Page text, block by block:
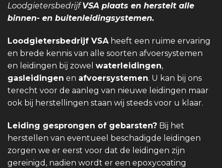
LoodgietersbedrijfVSA plaats en herstelt alle
binnen- en buitenleidingsystemen.
Loodgietersbedrijf VSA heeft een ruime ervaring
en brede kennis van alle soorten afvoersystemen
en leidingen bij zowel waterleidingen,
gasleidingen en afvoersystemen. U kan bij ons
terecht voor de aanleg van nieuwe leidingen maar
ook bij herstellingen staan wij steeds voor u klaar.
Leiding gesprongen of gebarsten? Bij het
herstellen van eventueel beschadigde leidingen
zorgen we er eerst voor dat de leidingen zijn
gereinigd, nadien wordt er een epoxycoating